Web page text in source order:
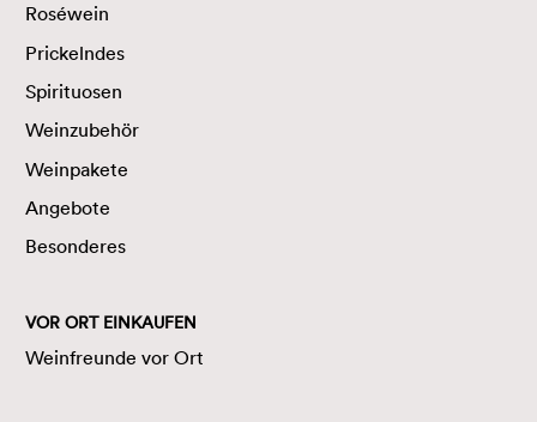
Roséwein
Prickelndes
Spirituosen
Weinzubehör
Weinpakete
Angebote
Besonderes
VOR ORT EINKAUFEN
Weinfreunde vor Ort